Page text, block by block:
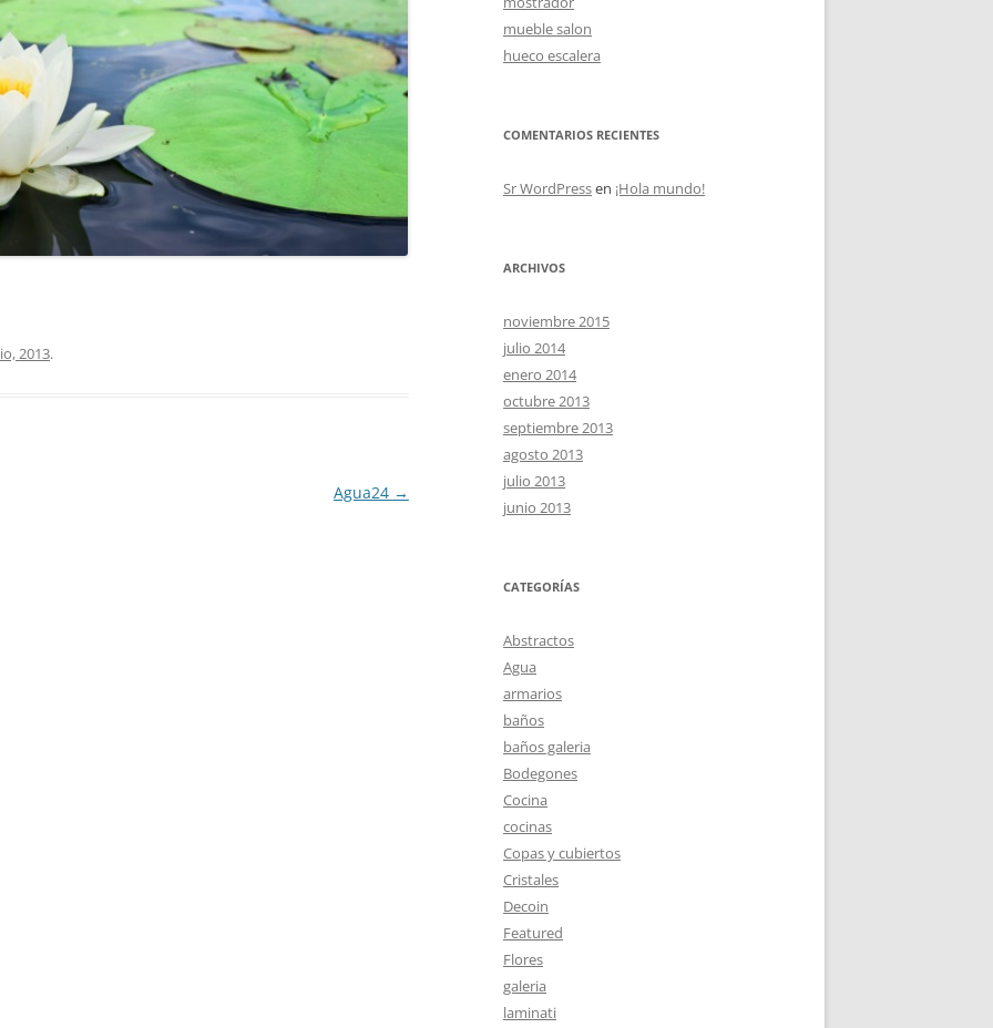
COCINA
COPAS Y CUBIERTOS
PAISAJES
PIEDRAS
2013.
Agua24 →
mueble salon
hueco escalera
COMENTARIOS RECIENTES
Sr WordPressen ¡Hola mundo!
ARCHIVOS
noviembre 2015
julio 2014
enero 2014
octubre 2013
septiembre 2013
agosto 2013
julio 2013
junio 2013
CATEGORÍAS
Abstractos
Agua
armarios
baños
baños galeria
Bodegones
Cocina
cocinas
Copas y cubiertos
Cristales
Decoin
Featured
Flores
galeria
laminati